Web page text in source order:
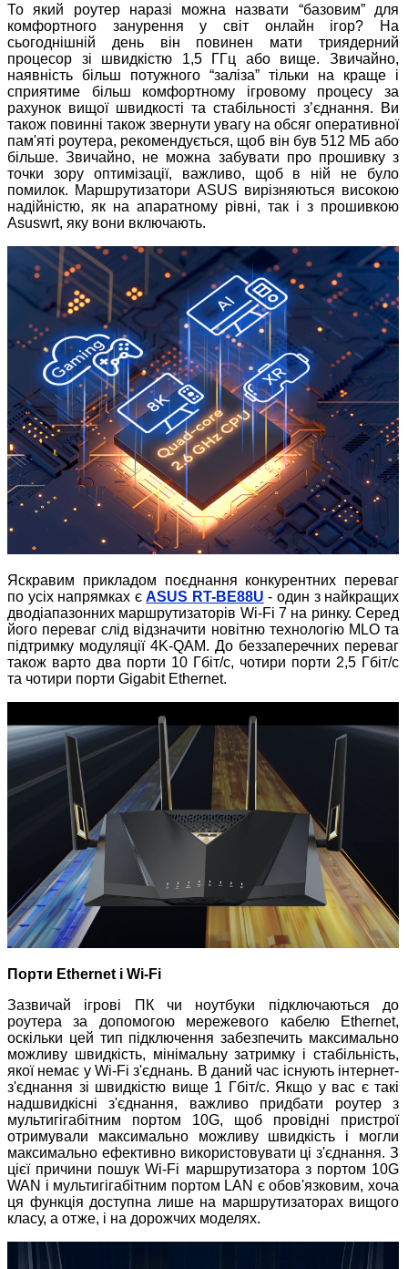
То який роутер наразі можна назвати “базовим” для
комфортного занурення у світ онлайн ігор? На
сьогоднішній день він повинен мати триядерний
процесор зі швидкістю 1,5 ГГц або вище. Звичайно,
наявність більш потужного “заліза” тільки на краще і
сприятиме більш комфортному ігровому процесу за
рахунок вищої швидкості та стабільності зʼєднання. Ви
також повинні також звернути увагу на обсяг оперативної
пам'яті роутера, рекомендується, щоб він був 512 МБ або
більше. Звичайно, не можна забувати про прошивку з
точки зору оптимізації, важливо, щоб в ній не було
помилок. Маршрутизатори ASUS вирізняються високою
надійністю, як на апаратному рівні, так і з прошивкою
Asuswrt, яку вони включають.
Яскравим прикладом поєднання конкурентних переваг
по усіх напрямках єASUS RT-BE88U - один з найкращих
дводіапазонних маршрутизаторів Wi-Fi 7 на ринку. Серед
його переваг слід відзначити новітню технологію MLO та
підтримку модуляції 4K-QAM. До беззаперечних переваг
також варто два порти 10 Гбіт/с, чотири порти 2,5 Гбіт/с
та чотири порти Gigabit Ethernet.
Порти Ethernet і Wi-Fi
Зазвичай ігрові ПК чи ноутбуки підключаються до
роутера за допомогою мережевого кабелю Ethernet,
оскільки цей тип підключення забезпечить максимально
можливу швидкість, мінімальну затримку і стабільність,
якої немає у Wi-Fi з'єднань. В даний час існують інтернет-
з'єднання зі швидкістю вище 1 Гбіт/с. Якщо у вас є такі
надшвидкісні з'єднання, важливо придбати роутер з
мультигігабітним портом 10G, щоб провідні пристрої
отримували максимально можливу швидкість і могли
максимально ефективно використовувати ці з'єднання. З
цієї причини пошук Wi-Fi маршрутизатора з портом 10G
WAN і мультигігабітним портом LAN є обов'язковим, хоча
ця функція доступна лише на маршрутизаторах вищого
класу, а отже, і на дорожчих моделях.